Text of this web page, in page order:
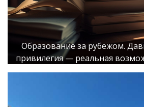
Образование за рубежом.
привилегия — реальная